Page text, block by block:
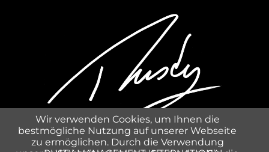
Wir verwenden Cookies, um Ihnen die
bestmögliche Nutzung auf unserer Webseite
zu ermöglichen. Durch die Verwendung